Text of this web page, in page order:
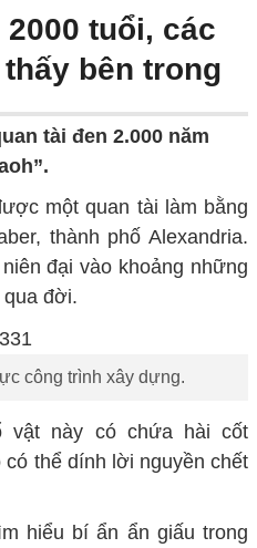
tuổi, các
bên trong
tài đen 2.000 năm
một quan tài làm bằng
thành phố Alexandria.
đại vào khoảng những
đời.
công trình xây dựng.
vật này có chứa hài cốt
thể dính lời nguyền chết
hiểu bí ẩn ẩn giấu trong